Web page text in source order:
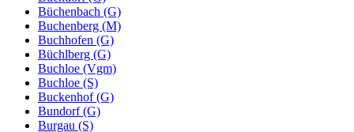
Büchenbach (G)
Buchenberg (M)
Buchhofen (G)
Büchlberg (G)
Buchloe (Vgm)
Buchloe (S)
Buckenhof (G)
Bundorf (G)
Burgau (S)